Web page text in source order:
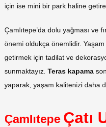
için ise mini bir park haline
Çamlıtepe’da dolu yağması ve
önemi oldukça önemlidir. Yaşam
getirmek için tadilat ve
sunmaktayız. Teras kapama
yaparak, yaşam kalitenizi daha
Çamlıtepe Çatı